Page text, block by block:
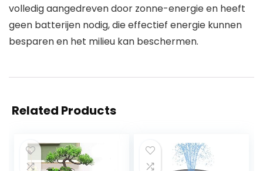
volledig aangedreven door zonne-energie en heeft
geen batterijen nodig, die effectief energie kunnen
besparen en het milieu kan beschermen.
Related Products